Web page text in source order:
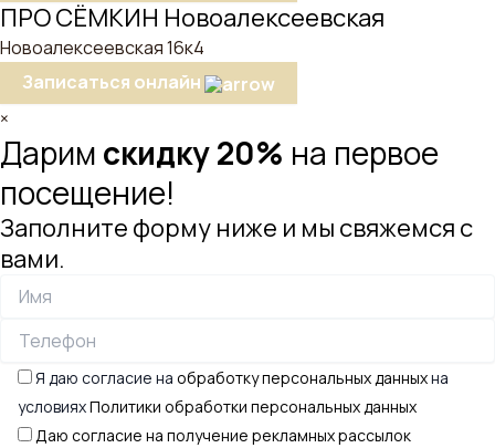
ПРО СЁМКИН Новоалексеевская
Новоалексеевская 16к4
Записаться онлайн
×
Дарим скидку 20% на первое
посещение!
Заполните форму ниже и мы свяжемся с
вами.
Я даю согласие на обработку персональных данныхна
условияхПолитики обработки персональных данных
Даю согласие на получение рекламных рассылок